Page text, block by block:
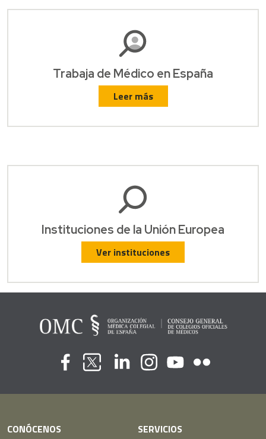
Trabaja de Médico en España
Leer más
Instituciones de la Unión Europea
Ver instituciones
CONÓCENOS
SERVICIOS